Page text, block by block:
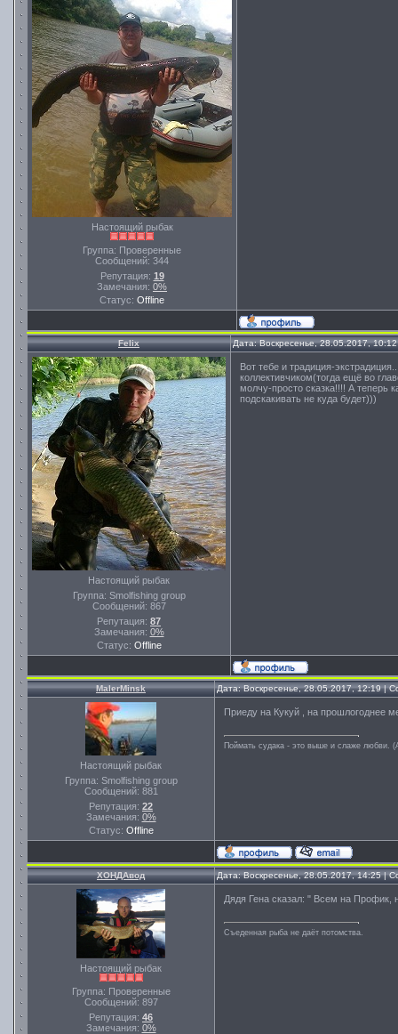
Настоящий рыбак
Группа: Проверенные
Сообщений: 344
Репутация: 19
Замечания: 0%
Статус: Offline
Felix Дата: Воскресенье, 28.05.2017,
Настоящий рыбак
Группа: Smolfishing group
Сообщений: 867
Репутация: 87
Замечания: 0%
Статус: Offline
Вот тебе и традиция-
коллективчиком(тогда ещё во
молчу-просто сказка!!!! А теперь
подскакивать не куда будет)))
MalerMinsk Дата: Воскресенье, 28.05.2017, 12:19 |
Настоящий рыбак
Группа: Smolfishing group
Сообщений: 881
Репутация: 22
Замечания: 0%
Статус: Offline
Приеду на Кукуй , на прошлогоднее
Поймать судака - это выше и слаже любви.
ХОНДАвод Дата: Воскресенье, 28.05.2017, 14:25 |
Настоящий рыбак
Группа: Проверенные
Сообщений: 897
Репутация: 46
Замечания: 0%
Дядя Гена сказал: " Всем на Профик,
Съеденная рыба не даёт потомства.